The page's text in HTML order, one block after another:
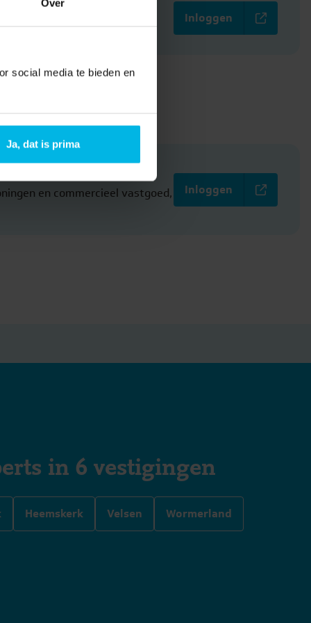
Over
social media te bieden en
Ja, dat is prima
Inloggen
en commercieel vastgoed,
Inloggen
in 6 vestigingen
Heemskerk Velsen Wormerland